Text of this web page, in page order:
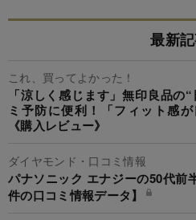
最新
これ、買ってよかった！
「涼しく感じます」無印良品の
ミ予防に便利！「フィット感
《購入レビュー》
ダイヤモンド・口コミ情報
パナソニック エナジーの50代前
件の口コミ情報データ】